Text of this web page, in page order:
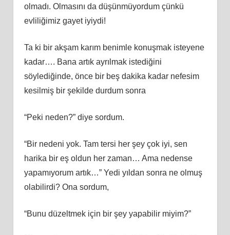
olmadı. Olmasını da düşünmüyordum çünkü
evliliğimiz gayet iyiydi!
Ta ki bir akşam karım benimle konuşmak isteyene
kadar…. Bana artık ayrılmak istediğini
söylediğinde, önce bir beş dakika kadar nefesim
kesilmiş bir şekilde durdum sonra
“Peki neden?” diye sordum.
“Bir nedeni yok. Tam tersi her şey çok iyi, sen
harika bir eş oldun her zaman… Ama nedense
yapamıyorum artık…” Yedi yıldan sonra ne olmuş
olabilirdi? Ona sordum,
“Bunu düzeltmek için bir şey yapabilir miyim?”